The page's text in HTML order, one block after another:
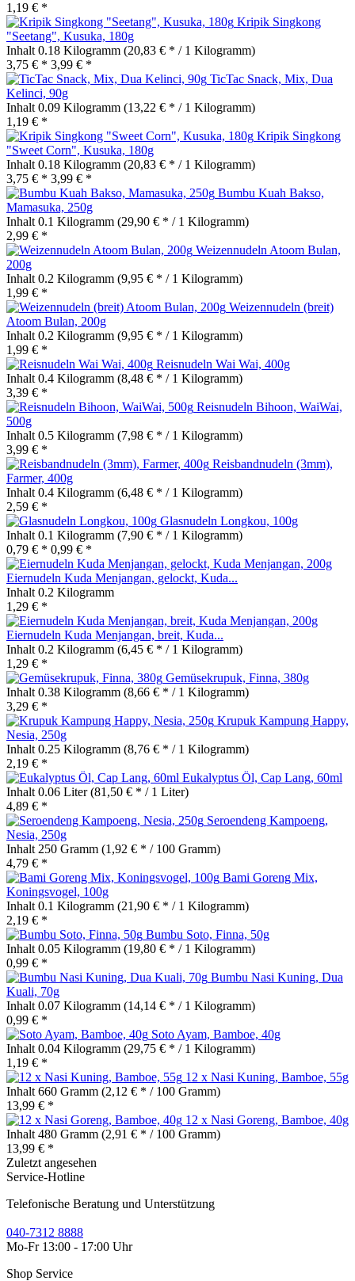
1,19 € *
Kripik Singkong
"Seetang", Kusuka, 180g
Inhalt 0.18 Kilogramm (20,83 € * / 1 Kilogramm)
3,75 € * 3,99 € *
TicTac Snack, Mix, Dua
Kelinci, 90g
Inhalt 0.09 Kilogramm (13,22 € * / 1 Kilogramm)
1,19 € *
Kripik Singkong
"Sweet Corn", Kusuka, 180g
Inhalt 0.18 Kilogramm (20,83 € * / 1 Kilogramm)
3,75 € * 3,99 € *
Bumbu Kuah Bakso,
Mamasuka, 250g
Inhalt 0.1 Kilogramm (29,90 € * / 1 Kilogramm)
2,99 € *
Weizennudeln Atoom Bulan,
200g
Inhalt 0.2 Kilogramm (9,95 € * / 1 Kilogramm)
1,99 € *
Weizennudeln (breit)
Atoom Bulan, 200g
Inhalt 0.2 Kilogramm (9,95 € * / 1 Kilogramm)
1,99 € *
Reisnudeln Wai Wai, 400g
Inhalt 0.4 Kilogramm (8,48 € * / 1 Kilogramm)
3,39 € *
Reisnudeln Bihoon, WaiWai,
500g
Inhalt 0.5 Kilogramm (7,98 € * / 1 Kilogramm)
3,99 € *
Reisbandnudeln (3mm),
Farmer, 400g
Inhalt 0.4 Kilogramm (6,48 € * / 1 Kilogramm)
2,59 € *
Glasnudeln Longkou, 100g
Inhalt 0.1 Kilogramm (7,90 € * / 1 Kilogramm)
0,79 € * 0,99 € *
Eiernudeln Kuda Menjangan, gelockt, Kuda...
Inhalt 0.2 Kilogramm
1,29 € *
Eiernudeln Kuda Menjangan, breit, Kuda...
Inhalt 0.2 Kilogramm (6,45 € * / 1 Kilogramm)
1,29 € *
Gemüsekrupuk, Finna, 380g
Inhalt 0.38 Kilogramm (8,66 € * / 1 Kilogramm)
3,29 € *
Krupuk Kampung Happy,
Nesia, 250g
Inhalt 0.25 Kilogramm (8,76 € * / 1 Kilogramm)
2,19 € *
Eukalyptus Öl, Cap Lang, 60ml
Inhalt 0.06 Liter(81,50 € * / 1 Liter)
4,89 € *
Seroendeng Kampoeng,
Nesia, 250g
Inhalt 250 Gramm (1,92 € * / 100 Gramm)
4,79 € *
Bami Goreng Mix,
Koningsvogel, 100g
Inhalt 0.1 Kilogramm (21,90 € * / 1 Kilogramm)
2,19 € *
Bumbu Soto, Finna, 50g
Inhalt 0.05 Kilogramm (19,80 € * / 1 Kilogramm)
0,99 € *
Bumbu Nasi Kuning, Dua
Kuali, 70g
Inhalt 0.07 Kilogramm (14,14 € * / 1 Kilogramm)
0,99 € *
Soto Ayam, Bamboe, 40g
Inhalt 0.04 Kilogramm (29,75 € * / 1 Kilogramm)
1,19 € *
12 x Nasi Kuning, Bamboe, 55g
Inhalt 660 Gramm (2,12 € * / 100 Gramm)
13,99 € *
12 x Nasi Goreng, Bamboe, 40g
Inhalt 480 Gramm (2,91 € * / 100 Gramm)
13,99 € *
Zuletzt angesehen
Service-Hotline
Telefonische Beratung und Unterstützung
040-7312 8888
Mo-Fr 13:00 - 17:00 Uhr
Shop Service